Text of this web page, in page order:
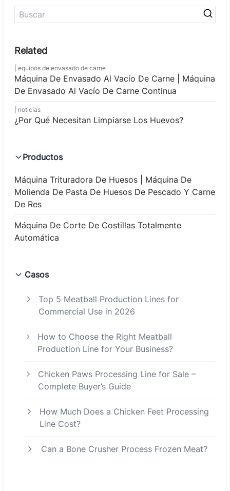
equipos de envasado de carne
Máquina De Envasado Al Vacío De Carne | Máquina
De Envasado Al Vacío De Carne Continua
noticias
¿Por Qué Necesitan Limpiarse Los Huevos?
Productos
Máquina Trituradora De Huesos | Máquina De
Molienda De Pasta De Huesos De Pescado Y Carne
De Res
Máquina De Corte De Costillas Totalmente
Automática
Casos
Top 5 Meatball Production Lines for
Commercial Use in 2026
How to Choose the Right Meatball
Production Line for Your Business?
Chicken Paws Processing Line for Sale –
Complete Buyer’s Guide
How Much Does a Chicken Feet Processing
Line Cost?
Can a Bone Crusher Process Frozen Meat?